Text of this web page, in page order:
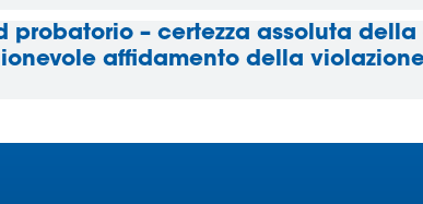
– certezza assoluta della
affidamento della